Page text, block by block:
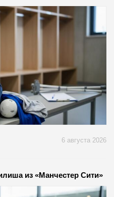
6 августа 2026
из «Манчестер Сити»